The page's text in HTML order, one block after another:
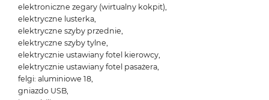
elektroniczne zegary (wirtualny kokpit),
elektryczne lusterka,
elektryczne szyby przednie,
elektryczne szyby tylne,
elektrycznie ustawiany fotel kierowcy,
elektrycznie ustawiany fotel pasażera,
felgi: aluminiowe 18,
gniazdo USB,